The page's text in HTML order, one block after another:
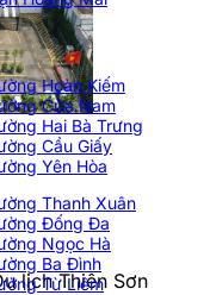
Hoàn Kiếm
Cửa Nam
Hai Bà Trưng
Cầu Giấy
Yên Hòa
Thanh Xuân
Đống Đa
Ngọc Hà
Ba Đình
Từ Liêm
lịch Thiên Sơn